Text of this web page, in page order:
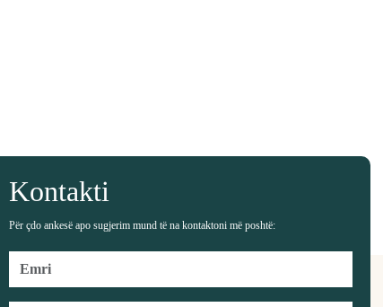
Kontakti
Për çdo ankesë apo sugjerim mund të na kontaktoni më poshtë: